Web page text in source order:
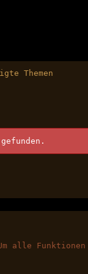
Themen
alle